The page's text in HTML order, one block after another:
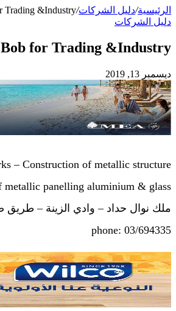
الرئيسية/دليل الشركات/
Trading &Industry
دليل الشركات
Bob for Trading &Industry
ديسمبر 13, 2019
– Construction of metallic structure
metallic panelling aluminium & glass
ملك نوال حداد – وادي الزينة –
phone: 03/694335